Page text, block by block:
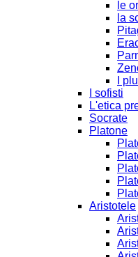
le
la
I
I sofisti
L'etica
Socrate
Platone
Aristotele